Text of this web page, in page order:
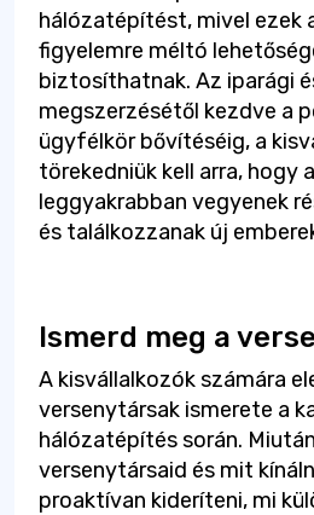
hálózatépítést, mivel ezek
figyelemre méltó
biztosíthatnak. Az iparági
megszerzésétől kezdve a
ügyfélkör bővítéséig, a
törekedniük kell arra, hogy
leggyakrabban vegyenek
és találkozzanak új
Ismerd meg a
A kisvállalkozók számára
versenytársak ismerete a
hálózatépítés során.
versenytársaid és mit
proaktívan kideríteni, mi